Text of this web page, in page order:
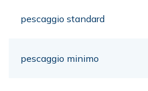
pescaggio standard
pescaggio minimo